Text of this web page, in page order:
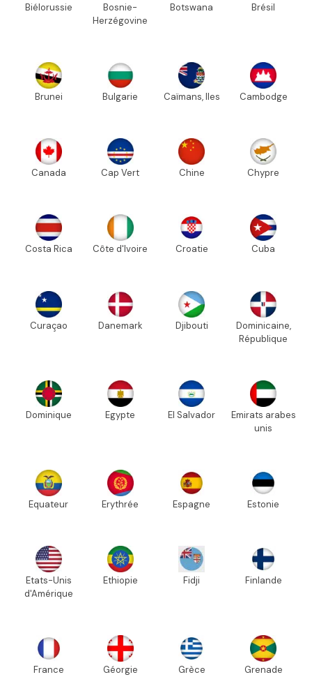
Biélorussie
Bosnie-
Herzégovine
Botswana Brésil
Brunei Bulgarie Caïmans, Iles Cambodge
Canada Cap Vert Chine Chypre
Costa Rica Côte d'Ivoire Croatie Cuba
Curaçao Danemark Djibouti
Dominicaine,
République
Dominique Egypte El Salvador
Emirats arabes
unis
Equateur Erythrée Espagne Estonie
Etats-Unis
d'Amérique
Ethiopie Fidji Finlande
France Géorgie Grèce Grenade